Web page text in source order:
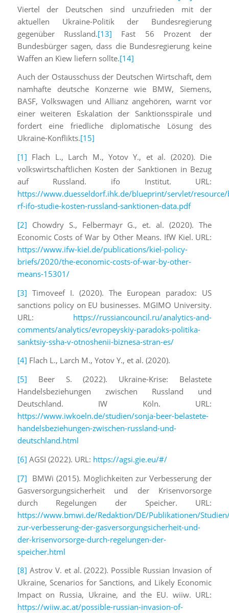
Viertel der Deutschen sind unzufrieden mit der
aktuellen Ukraine-Politik der Bundesregierung
gegenüber Russland.[13] Fast 56 Prozent der
Bundesbürger sagen, dass die Bundesregierung keine
Waffen an Kiew liefern sollte.[14]
Auch der Ostausschuss der Deutschen Wirtschaft, dem
namhafte deutsche Konzerne wie BMW, Siemens,
BASF, Volkswagen und Allianz angehören, warnt vor
einer weiteren Eskalation der Sanktionsspirale und
fordert eine friedliche diplomatische Lösung des
Ukraine-Konflikts.[15]
[1] Flach L., Larch M., Yotov Y., et al. (2020). Die
volkswirtschaftlichen Kosten der Sanktionen in Bezug
auf Russland. ifo Institut. URL:
https://www.duesseldorf.ihk.de/blueprint/servlet/
rf-ifo-studie-kosten-russland-sanktionen-data.pdf
[2] Chowdry S., Felbermayr G., et. al. (2020). The
Economic Costs of War by Other Means. IfW Kiel. URL:
https://www.ifw-kiel.de/publications/kiel-policy-
briefs/2020/the-economic-costs-of-war-by-other-
means-15301/
[3] Timoveef I. (2020). The European paradox: US
sanctions policy on EU businesses. MGIMO University.
URL: https://russiancouncil.ru/analytics-and-
comments/analytics/evropeyskiy-paradoks-politika-
sanktsiy-ssha-v-otnoshenii-biznesa-stran-es/
[4] Flach L., Larch M., Yotov Y., et al. (2020).
[5] Beer S. (2022). Ukraine-Krise: Belastete
Handelsbeziehungen zwischen Russland und
Deutschland. IW Köln. URL:
https://www.iwkoeln.de/studien/sonja-beer-belastete-
handelsbeziehungen-zwischen-russland-und-
deutschland.html
[6] AGSI (2022). URL: https://agsi.gie.eu/#/
[7] BMWi (2015). Möglichkeiten zur Verbesserung der
Gasversorgungsicherheit und der Krisenvorsorge
durch Regelungen der Speicher. URL:
https://www.bmwi.de/Redaktion/DE/Publikationen/
zur-verbesserung-der-gasversorgungsicherheit-und-
der-krisenvorsorge-durch-regelungen-der-
speicher.html
[8] Astrov V. et al. (2022). Possible Russian Invasion of
Ukraine, Scenarios for Sanctions, and Likely Economic
Impact on Russia, Ukraine, and the EU. wiiw. URL:
https://wiiw.ac.at/possible-russian-invasion-of-